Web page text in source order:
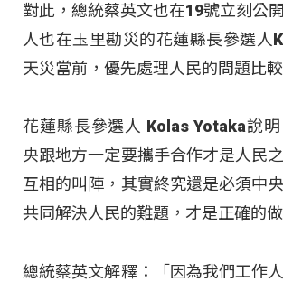
對此，總統蔡英文也在19號立刻公
人也在玉里勘災的花蓮縣長參選人
天災當前，優先處理人民的問題比較
花蓮縣長參選人 Kolas Yotaka說
央跟地方一定要攜手合作才是人民
互相的叫陣，其實終究還是必須中
共同解決人民的難題，才是正確的做
總統蔡英文解釋：「因為我們工作